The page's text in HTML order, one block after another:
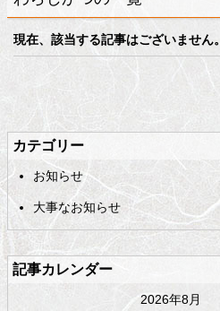
現在、該当する記事はございません。
ン
ン
テ
ン
ツ
の
先
ジ
先
頭
へ
戻
る
カテゴリー
お知らせ
大事なお知らせ
記事カレンダー
2026年8月